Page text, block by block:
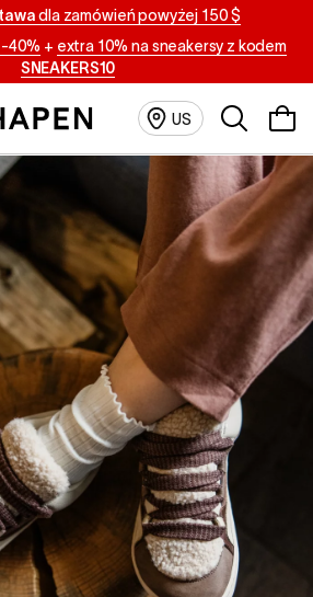
dla zamówień powyżej 150 $
40% + extra 10% na sneakersy z kodem
SNEAKERS10
US Szukaj